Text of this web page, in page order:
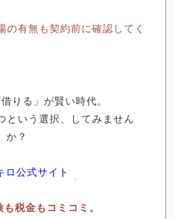
有無も契約前に確認してく
りる」が賢い時代。
という選択、してみません
か？
公式サイト
税金もコミコミ。